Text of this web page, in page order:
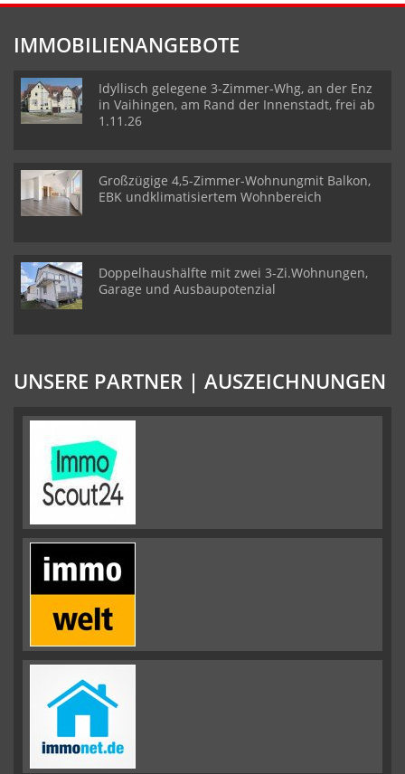
IMMOBILIENANGEBOTE
Idyllisch gelegene 3-Zimmer-Whg, an der Enz
in Vaihingen, am Rand der Innenstadt, frei ab
1.11.26
Großzügige 4,5-Zimmer-Wohnungmit Balkon,
EBK undklimatisiertem Wohnbereich
Doppelhaushälfte mit zwei 3-Zi.Wohnungen,
Garage und Ausbaupotenzial
UNSERE PARTNER | AUSZEICHNUNGEN